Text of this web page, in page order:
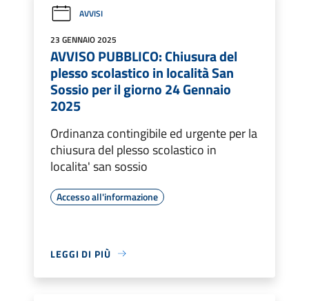
AVVISI
23 GENNAIO 2025
AVVISO PUBBLICO: Chiusura del
plesso scolastico in località San
Sossio per il giorno 24 Gennaio
2025
Ordinanza contingibile ed urgente per la
chiusura del plesso scolastico in
localita' san sossio
Accesso all'informazione
LEGGI DI PIÙ